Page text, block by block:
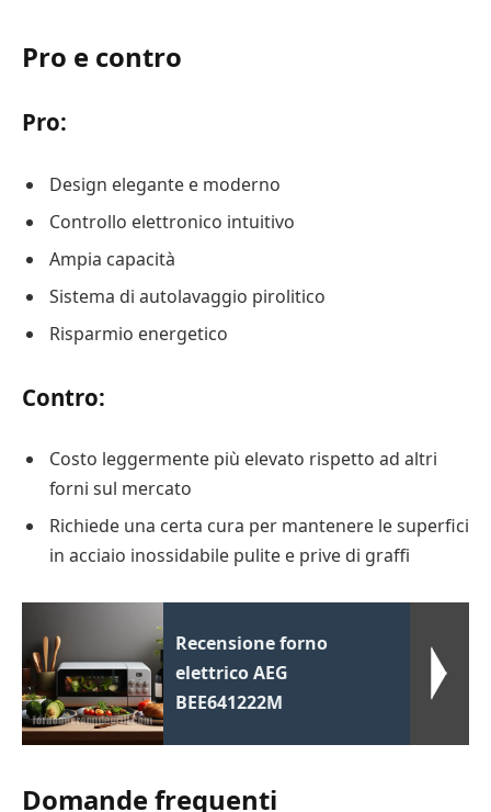
Pro e contro
Pro:
Design elegante e moderno
Controllo elettronico intuitivo
Ampia capacità
Sistema di autolavaggio pirolitico
Risparmio energetico
Contro:
Costo leggermente più elevato rispetto ad altri
forni sul mercato
Richiede una certa cura per mantenere le superfici
in acciaio inossidabile pulite e prive di graffi
Recensione forno
elettrico AEG
BEE641222M
Domande frequenti